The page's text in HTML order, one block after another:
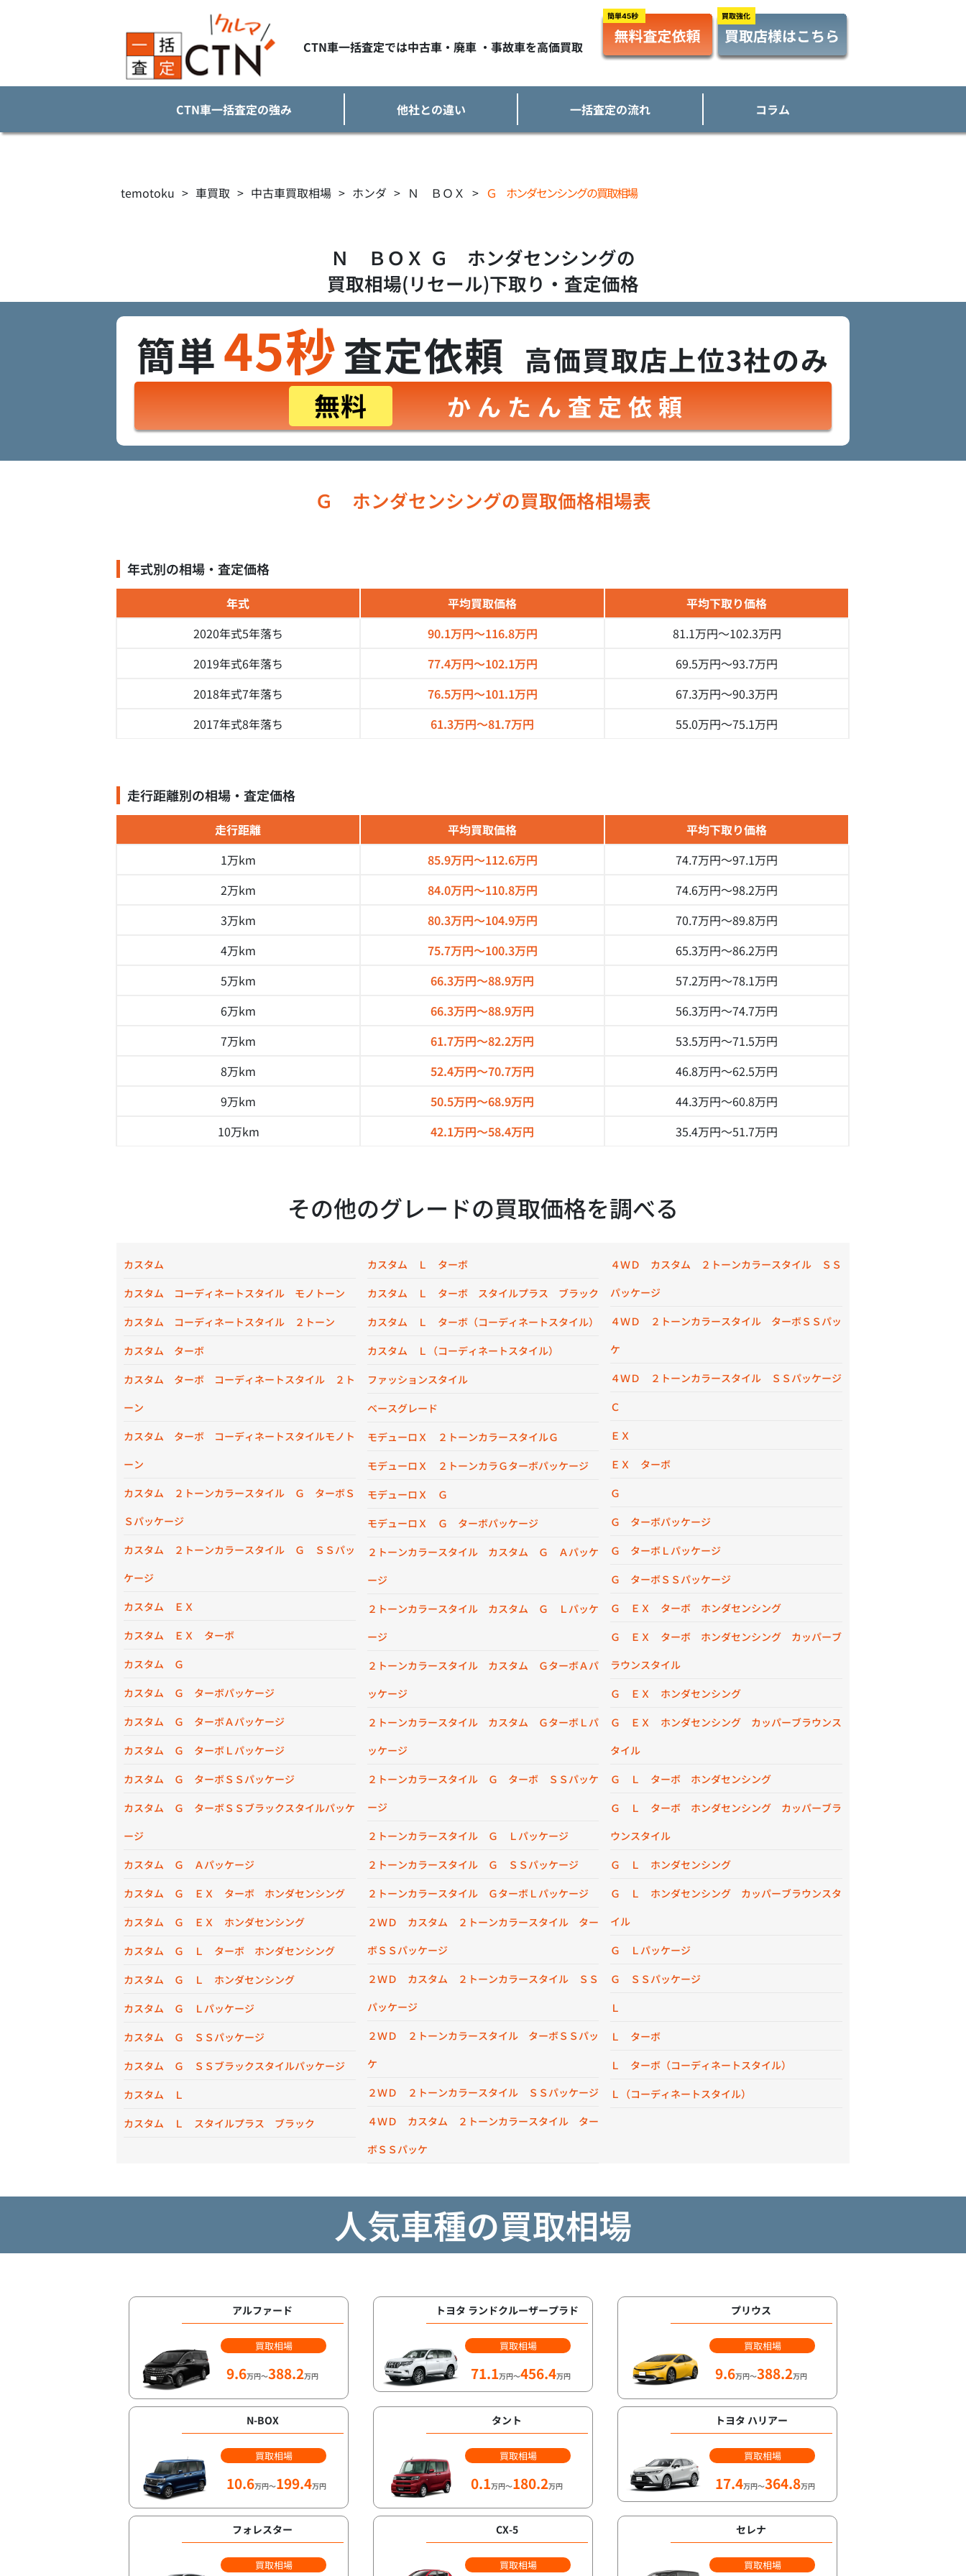
CTN車一括査定では中古車・廃車 ・事故車を高価買取
CTN車一括査定の強み 他社との違い 一括査定の流れ コラム
temotoku > 車買取 > 中古車買取相場 > ホンダ > Ｎ ＢＯＸ > Ｇ ホンダセンシングの買取相場
Ｎ ＢＯＸ Ｇ ホンダセンシングの
買取相場(リセール)下取り・査定価格
簡単45秒査定依頼 高価買取店上位3社のみ
無料 かんたん査定依頼
Ｇ ホンダセンシングの買取価格相場表
年式別の相場・査定価格
年式 平均買取価格
平均下取り価格
2020年式5年落ち 90.1万円～116.8万円 81.1万円～102.3万円
2019年式6年落ち 77.4万円～102.1万円 69.5万円～93.7万円
2018年式7年落ち 76.5万円～101.1万円 67.3万円～90.3万円
2017年式8年落ち 61.3万円～81.7万円 55.0万円～75.1万円
走行距離別の相場・査定価格
走行距離 平均買取価格
平均下取り価格
1万km
85.9万円～112.6万円 74.7万円～97.1万円
2万km
84.0万円～110.8万円 74.6万円～98.2万円
3万km
80.3万円～104.9万円 70.7万円～89.8万円
4万km
75.7万円～100.3万円 65.3万円～86.2万円
5万km
66.3万円～88.9万円 57.2万円～78.1万円
6万km
66.3万円～88.9万円 56.3万円～74.7万円
7万km
61.7万円～82.2万円 53.5万円～71.5万円
8万km
52.4万円～70.7万円 46.8万円～62.5万円
9万km
50.5万円～68.9万円 44.3万円～60.8万円
10万km
42.1万円～58.4万円 35.4万円～51.7万円
その他のグレードの買取価格を調べる
カスタム
カスタム コーディネートスタイル モノトーン
カスタム コーディネートスタイル ２トーン
カスタム ターボ
カスタム ターボ コーディネートスタイル ２ト
ーン
カスタム ターボ コーディネートスタイルモノト
ーン
カスタム ２トーンカラースタイル Ｇ ターボＳ
Ｓパッケージ
カスタム ２トーンカラースタイル Ｇ ＳＳパッ
ケージ
カスタム ＥＸ
カスタム ＥＸ ターボ
カスタム Ｇ
カスタム Ｇ ターボパッケージ
カスタム Ｇ ターボＡパッケージ
カスタム Ｇ ターボＬパッケージ
カスタム Ｇ ターボＳＳパッケージ
カスタム Ｇ ターボＳＳブラックスタイルパッケ
ージ
カスタム Ｇ Ａパッケージ
カスタム Ｇ ＥＸ ターボ ホンダセンシング
カスタム Ｇ ＥＸ ホンダセンシング
カスタム Ｇ Ｌ ターボ ホンダセンシング
カスタム Ｇ Ｌ ホンダセンシング
カスタム Ｇ Ｌパッケージ
カスタム Ｇ ＳＳパッケージ
カスタム Ｇ ＳＳブラックスタイルパッケージ
カスタム Ｌ
カスタム Ｌ スタイルプラス ブラック
カスタム Ｌ ターボ
カスタム Ｌ ターボ スタイルプラス ブラック
カスタム Ｌ ターボ（コーディネートスタイル）
カスタム Ｌ（コーディネートスタイル）
ファッションスタイル
ベースグレード
モデューロＸ ２トーンカラースタイルＧ
モデューロＸ ２トーンカラＧターボパッケージ
モデューロＸ Ｇ
モデューロＸ Ｇ ターボパッケージ
２トーンカラースタイル カスタム Ｇ Ａパッケ
ージ
２トーンカラースタイル カスタム Ｇ Ｌパッケ
ージ
２トーンカラースタイル カスタム ＧターボＡパ
ッケージ
２トーンカラースタイル カスタム ＧターボＬパ
ッケージ
２トーンカラースタイル Ｇ ターボ ＳＳパッケ
ージ
２トーンカラースタイル Ｇ Ｌパッケージ
２トーンカラースタイル Ｇ ＳＳパッケージ
２トーンカラースタイル ＧターボＬパッケージ
２ＷＤ カスタム ２トーンカラースタイル ター
ボＳＳパッケージ
２ＷＤ カスタム ２トーンカラースタイル ＳＳ
パッケージ
２ＷＤ ２トーンカラースタイル ターボＳＳパッ
ケ
２ＷＤ ２トーンカラースタイル ＳＳパッケージ
４ＷＤ カスタム ２トーンカラースタイル ター
ボＳＳパッケ
４ＷＤ カスタム ２トーンカラースタイル ＳＳ
パッケージ
４ＷＤ ２トーンカラースタイル ターボＳＳパッ
ケ
４ＷＤ ２トーンカラースタイル ＳＳパッケージ
Ｃ
ＥＸ
ＥＸ ターボ
Ｇ
Ｇ ターボパッケージ
Ｇ ターボＬパッケージ
Ｇ ターボＳＳパッケージ
Ｇ ＥＸ ターボ ホンダセンシング
Ｇ ＥＸ ターボ ホンダセンシング カッパーブ
ラウンスタイル
Ｇ ＥＸ ホンダセンシング
Ｇ ＥＸ ホンダセンシング カッパーブラウンス
タイル
Ｇ Ｌ ターボ ホンダセンシング
Ｇ Ｌ ターボ ホンダセンシング カッパーブラ
ウンスタイル
Ｇ Ｌ ホンダセンシング
Ｇ Ｌ ホンダセンシング カッパーブラウンスタ
イル
Ｇ Ｌパッケージ
Ｇ ＳＳパッケージ
Ｌ
Ｌ ターボ
Ｌ ターボ（コーディネートスタイル）
Ｌ（コーディネートスタイル）
人気車種の買取相場
アルファード
買取相場
9.6万円～388.2万円
トヨタ ランドクルーザープラド
買取相場
71.1万円～456.4万円
プリウス
買取相場
9.6万円～388.2万円
N-BOX
買取相場
10.6万円～199.4万円
タント
買取相場
0.1万円～180.2万円
トヨタ ハリアー
買取相場
17.4万円～364.8万円
フォレスター
買取相場
CX-5
買取相場
セレナ
買取相場